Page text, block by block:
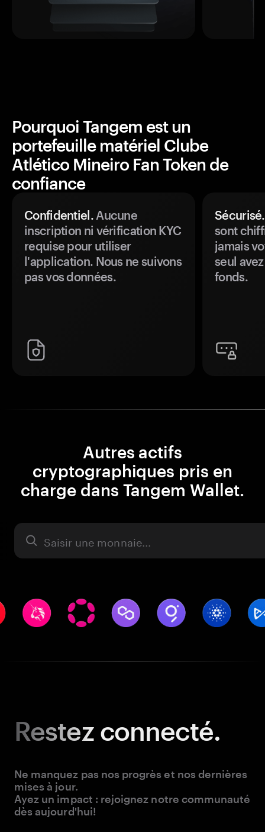
Pourquoi Tangem est un
portefeuille matériel Clube
Atlético Mineiro Fan Token de
confiance
Confidentiel.Aucune
inscription ni vérification KYC
requise pour utiliser
l'application. Nous ne suivons
pas vos données.
Sécurisé.
sont
jamais
seul
fonds.
Autres actifs
cryptographiques pris en
charge dans Tangem Wallet.
Actifs
Restezconnecté.
Ne manquez pas nos progrès et nos dernières
mises à jour.
Ayez un impact : rejoignez notre communauté
dès aujourd'hui!